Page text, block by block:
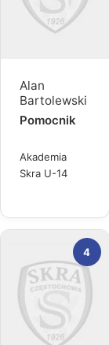
Alan
Bartolewski
Pomocnik
Akademia
Skra U-14
4